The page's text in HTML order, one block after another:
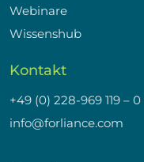
Webinare
Wissenshub
Kontakt
+49 (0) 228-969 119 – 0
info@forliance.com